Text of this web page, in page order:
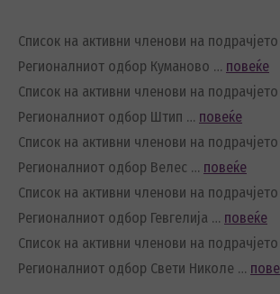
Список на активни членови на
Регионалниот одбор Куманово … повеќе
Список на активни членови на
Регионалниот одбор Штип … повеќе
Список на активни членови на
Регионалниот одбор Велес … повеќе
Список на активни членови на
Регионалниот одбор Гевгелија … повеќе
Список на активни членови на
Регионалниот одбор Свети Николе …